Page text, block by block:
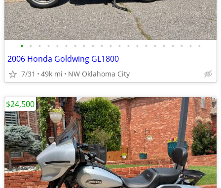
• • • • • • • • • • • • • • • • • • • • •
2006 Honda Goldwing GL1800
7/31 49k mi NW Oklahoma City
$24,500